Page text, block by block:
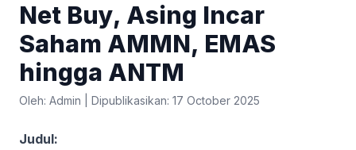
Net Buy, Asing Incar
Saham AMMN, EMAS
hingga ANTM
Oleh: Admin Dipublikasikan: 17 October 2025
Judul: